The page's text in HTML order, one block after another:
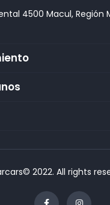
2022. All rights